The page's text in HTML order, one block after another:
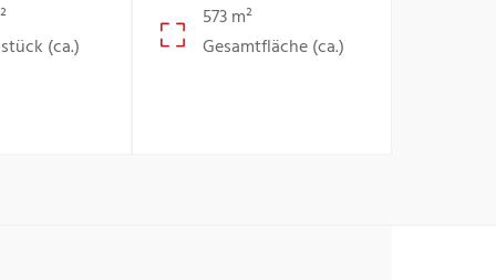
(ca.)
573 m²
Gesamtfläche (ca.)